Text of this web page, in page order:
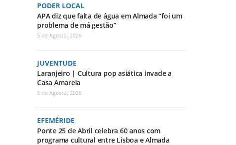
PODER LOCAL
APA diz que falta de água em Almada “foi um
problema de má gestão”
5 de Agosto, 2026
JUVENTUDE
Laranjeiro | Cultura pop asiática invade a
Casa Amarela
5 de Agosto, 2026
EFEMÉRIDE
Ponte 25 de Abril celebra 60 anos com
programa cultural entre Lisboa e Almada